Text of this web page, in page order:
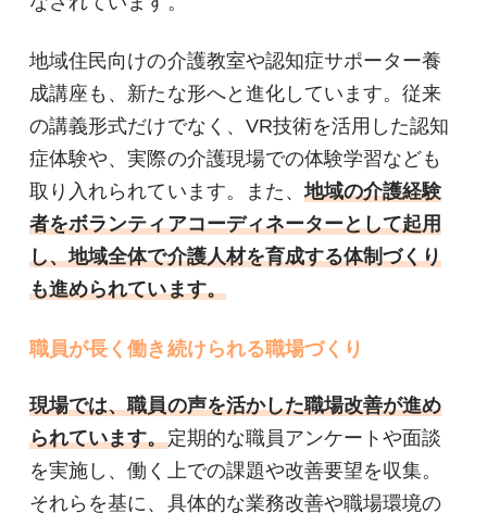
地域住民向けの介護教室や認知症サポーター養
成講座も、新たな形へと進化しています。従来
の講義形式だけでなく、VR技術を活用した認知
症体験や、実際の介護現場での体験学習なども
取り入れられています。また、地域の介護経験
者をボランティアコーディネーターとして起用
し、地域全体で介護人材を育成する体制づくり
も進められています。
職員が長く働き続けられる職場づくり
現場では、職員の声を活かした職場改善が進め
られています。定期的な職員アンケートや面談
を実施し、働く上での課題や改善要望を収集。
それらを基に、具体的な業務改善や職場環境の